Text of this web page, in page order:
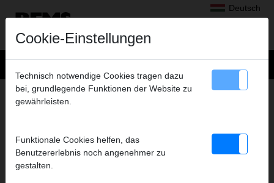
Deutsch
REMS MESSTECHNIK GMBH & CO KG
Cookie-Einstellungen
Technisch notwendige Cookies tragen dazu
bei, grundlegende Funktionen der Website zu
gewährleisten.
Funktionale Cookies helfen, das
Benutzererlebnis noch angenehmer zu
gestalten.